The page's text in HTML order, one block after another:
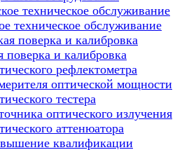
техническое обслуживание
техническое обслуживание
поверка и калибровка
рефлектометра
оптической мощности
тестера
оптического излучения
аттенюатора